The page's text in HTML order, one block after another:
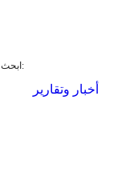
ابحث ابحث عن:
أخبار وتقارير